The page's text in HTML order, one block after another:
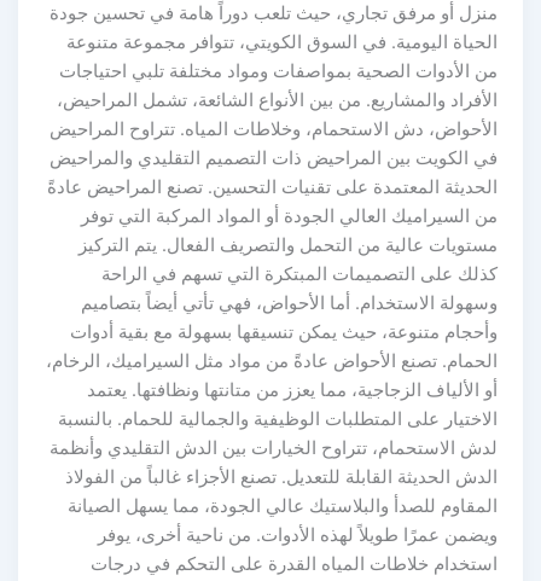
منزل أو مرفق تجاري، حيث تلعب دوراً هامة في تحسين جودة
الحياة اليومية. في السوق الكويتي، تتوافر مجموعة متنوعة
من الأدوات الصحية بمواصفات ومواد مختلفة تلبي احتياجات
الأفراد والمشاريع. من بين الأنواع الشائعة، تشمل المراحيض،
الأحواض، دش الاستحمام، وخلاطات المياه. تتراوح المراحيض
في الكويت بين المراحيض ذات التصميم التقليدي والمراحيض
الحديثة المعتمدة على تقنيات التحسين. تصنع المراحيض عادةً
من السيراميك العالي الجودة أو المواد المركبة التي توفر
مستويات عالية من التحمل والتصريف الفعال. يتم التركيز
كذلك على التصميمات المبتكرة التي تسهم في الراحة
وسهولة الاستخدام. أما الأحواض، فهي تأتي أيضاً بتصاميم
وأحجام متنوعة، حيث يمكن تنسيقها بسهولة مع بقية أدوات
الحمام. تصنع الأحواض عادةً من مواد مثل السيراميك، الرخام،
أو الألياف الزجاجية، مما يعزز من متانتها ونظافتها. يعتمد
الاختيار على المتطلبات الوظيفية والجمالية للحمام. بالنسبة
لدش الاستحمام، تتراوح الخيارات بين الدش التقليدي وأنظمة
الدش الحديثة القابلة للتعديل. تصنع الأجزاء غالباً من الفولاذ
المقاوم للصدأ والبلاستيك عالي الجودة، مما يسهل الصيانة
ويضمن عمرًا طويلاً لهذه الأدوات. من ناحية أخرى، يوفر
استخدام خلاطات المياه القدرة على التحكم في درجات